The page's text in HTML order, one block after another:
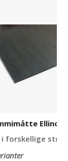
Ellinor
i forskellige